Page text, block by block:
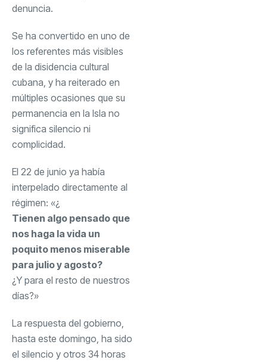
denuncia.
Se ha convertido en uno de
los referentes más visibles
de la disidencia cultural
cubana, y ha reiterado en
múltiples ocasiones que su
permanencia en la Isla no
significa silencio ni
complicidad.
El 22 de junio ya había
interpelado directamente al
régimen: «¿
Tienen algo pensado que
nos haga la vida un
poquito menos miserable
para julio y agosto?
¿Y para el resto de nuestros
días?»
La respuesta del gobierno,
hasta este domingo, ha sido
el silencio y otros 34 horas